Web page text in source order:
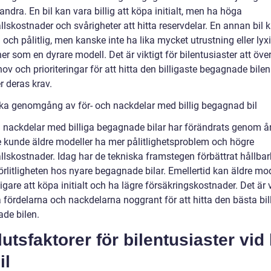
En bil kan vara billig att köpa initialt, men ha höga
och svårigheter att hitta reservdelar. En annan bil
och pålitlig, men kanske inte ha lika mycket utrustning eller
som en dyrare modell. Det är viktigt för bilentusiaster att
och prioriteringar för att hitta den billigaste begagnade
deras krav.
genomgång av för- och nackdelar med billig begagnad bil
nackdelar med billiga begagnade bilar har förändrats genom
kunde äldre modeller ha mer pålitlighetsproblem och högre
Idag har de tekniska framstegen förbättrat
hos nyare begagnade bilar. Emellertid kan äldre
att köpa initialt och ha lägre försäkringskostnader. Det är
fördelarna och nackdelarna noggrant för att hitta den bästa
bilen.
för bilentusiaster vid